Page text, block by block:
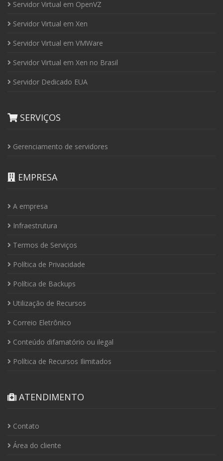
Servidor Virtual em OpenVZ
Servidor Virtual em Xen
Servidor Virtual em VMWare
Servidor Virtual em Xen no Brasil
Servidor Dedicado EUA
SERVIÇOS
Gerenciamento de servidores
EMPRESA
A empresa
Infraestrutura
Termos de Serviços
Política de Privacidade
Política de Backups
Utilização de Recursos
Correio Eletrônico
Conteúdo difamatório ou ilegal
Política de Recursos Ilimitados
ATENDIMENTO
Contato
Área do cliente